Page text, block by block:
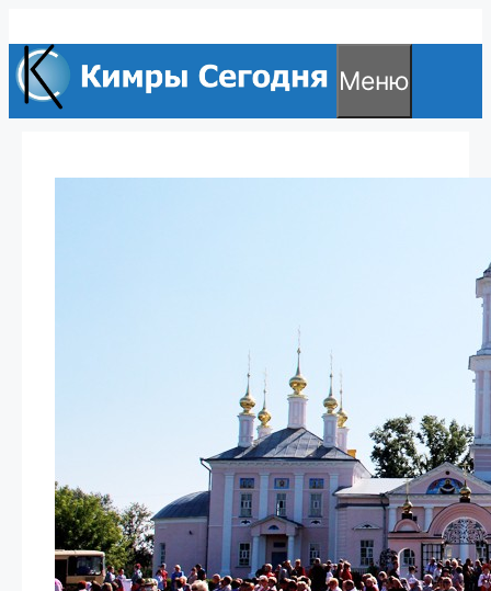
к
содержимому
Меню